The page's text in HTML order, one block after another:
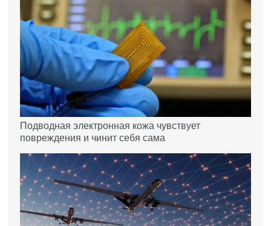
Подводная электронная кожа чувствует
повреждения и чинит себя сама